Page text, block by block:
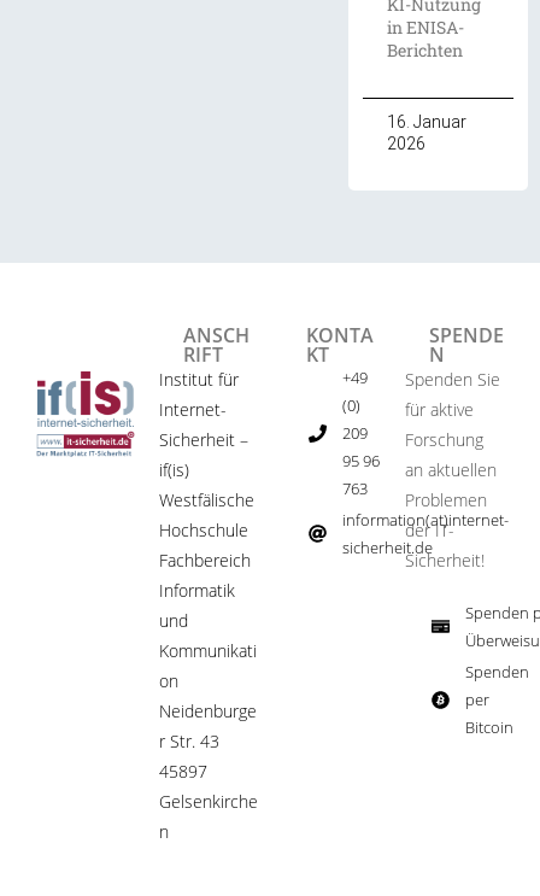
in ENISA-
Berichten
16. Januar
2026
ANSCH
RIFT
Institut für
Internet-
Sicherheit –
if(is)
Westfälische
Hochschule
Fachbereich
Informatik
und
Kommunikati
on
Neidenburge
r Str. 43
45897
Gelsenkirche
n
KONTA
KT
+49
(0)
209
95 96
763
information(at)internet-
sicherheit.de ​
SPENDE
N
Spenden Sie
für aktive
Forschung
an aktuellen
Problemen
der IT-
Sicherheit!​
Spenden
Spenden
per
Bitcoin​